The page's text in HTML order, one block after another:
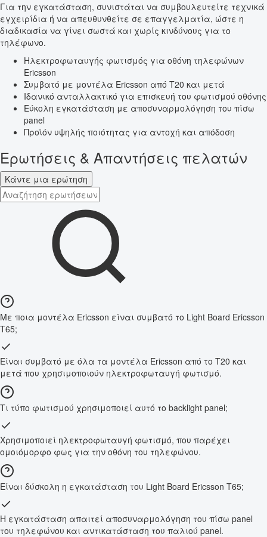
Για την εγκατάσταση, συνιστάται να συμβουλευτείτε τεχνικά
εγχειρίδια ή να απευθυνθείτε σε επαγγελματία, ώστε η
διαδικασία να γίνει σωστά και χωρίς κινδύνους για το
τηλέφωνο.
Ηλεκτροφωταυγής φωτισμός για οθόνη τηλεφώνων
Ericsson
Συμβατό με μοντέλα Ericsson από T20 και μετά
Ιδανικό ανταλλακτικό για επισκευή του φωτισμού οθόνης
Εύκολη εγκατάσταση με αποσυναρμολόγηση του πίσω
panel
Προϊόν υψηλής ποιότητας για αντοχή και απόδοση
Ερωτήσεις & Απαντήσεις πελατών
Κάντε μια ερώτηση
Με ποια μοντέλα Ericsson είναι συμβατό το Light Board Ericsson
T65;
Είναι συμβατό με όλα τα μοντέλα Ericsson από το T20 και
μετά που χρησιμοποιούν ηλεκτροφωταυγή φωτισμό.
Τι τύπο φωτισμού χρησιμοποιεί αυτό το backlight panel;
Χρησιμοποιεί ηλεκτροφωταυγή φωτισμό, που παρέχει
ομοιόμορφο φως για την οθόνη του τηλεφώνου.
Είναι δύσκολη η εγκατάσταση του Light Board Ericsson T65;
Η εγκατάσταση απαιτεί αποσυναρμολόγηση του πίσω panel
του τηλεφώνου και αντικατάσταση του παλιού panel.